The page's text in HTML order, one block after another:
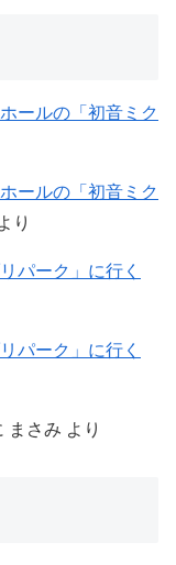
ールの「初音ミク
ールの「初音ミク
り
パーク」に行く
パーク」に行く
まさみ より